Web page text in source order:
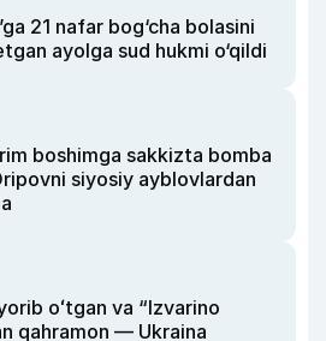
21 nafar bog‘cha bolasini
ayolga sud hukmi o‘qildi
boshimga sakkizta bomba
siyosiy ayblovlardan
oʻtgan va “Izvarino
qahramon — Ukraina